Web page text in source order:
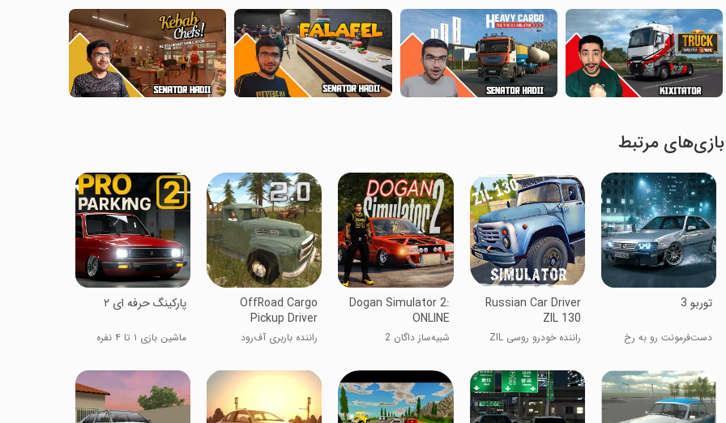
بازی‌های مرتبط
‏‏توربو 3
دست‌فرمونت رو به رخ
Russian Car Driver
ZIL 130
راننده خودرو روسی ZIL
Dogan Simulator 2:
ONLINE
شبیه‌ساز داگان 2
OffRoad Cargo
Pickup Driver
راننده باربری آف‌رود
‏پارکینگ حرفه ای ۲
ماشین بازی ۱ تا ۴ نفره